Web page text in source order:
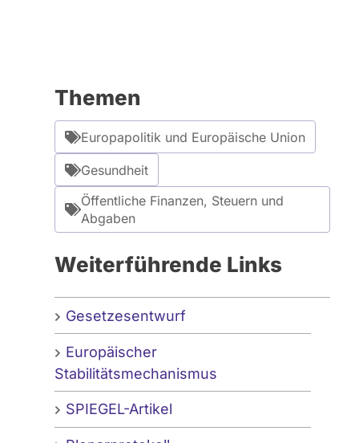
Themen
Europapolitik und Europäische Union
Gesundheit
Öffentliche Finanzen, Steuern und
Abgaben
Weiterführende Links
Gesetzesentwurf
Europäischer
Stabilitätsmechanismus
SPIEGEL-Artikel